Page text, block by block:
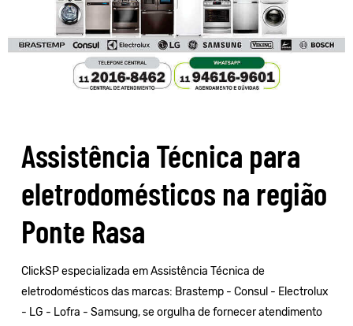
Assistência Técnica para
eletrodomésticos na região
Ponte Rasa
ClickSP especializada em Assistência Técnica de
eletrodomésticos das marcas: Brastemp - Consul - Electrolux
- LG - Lofra - Samsung, se orgulha de fornecer atendimento